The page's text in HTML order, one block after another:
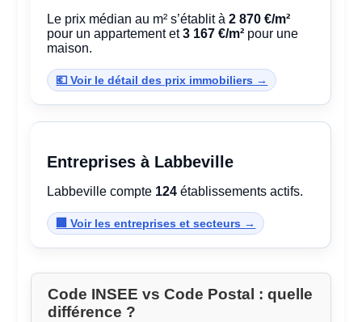
Le prix médian au m² s’établit à2 870 €/m²
pour un appartement et3 167 €/m² pour une
maison.
💶 Voir le détail des prix immobiliers →
Entreprises à Labbeville
Labbeville compte 124 établissements actifs.
🏢 Voir les entreprises et secteurs →
Code INSEE vs Code Postal : quelle
différence ?